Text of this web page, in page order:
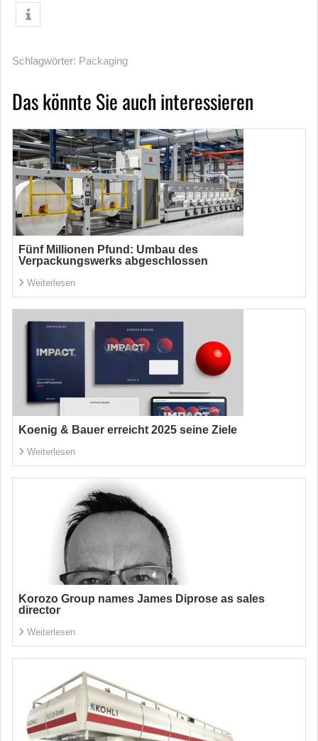
Schlagwörter: Packaging
Das könnte Sie auch interessieren
Fünf Millionen Pfund: Umbau des
Verpackungswerks abgeschlossen
Weiterlesen
Koenig & Bauer erreicht 2025 seine Ziele
Weiterlesen
Korozo Group names James Diprose as sales
director
Weiterlesen